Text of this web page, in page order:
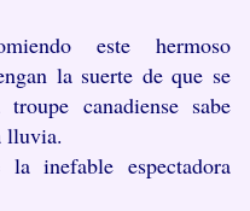
este hermoso
la suerte de que se
canadiense sabe
lluvia.
la inefable espectadora